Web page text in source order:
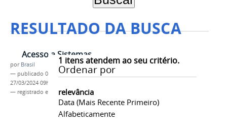
RESULTADO DA BUSCA
1 itens atendem ao seu critério.
Ordenar por
relevância
Data (mais Recente Primeiro)
Alfabeticamente
Acesso a Sistemas
por Brasil
— publicado 01/01/2014 —última modificação
27/03/2024 09h52
— registrado em:
sistemas,opensource